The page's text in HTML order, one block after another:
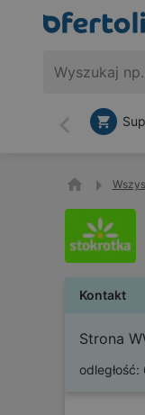
Wstecz
Kontakt
Strona
odległość: